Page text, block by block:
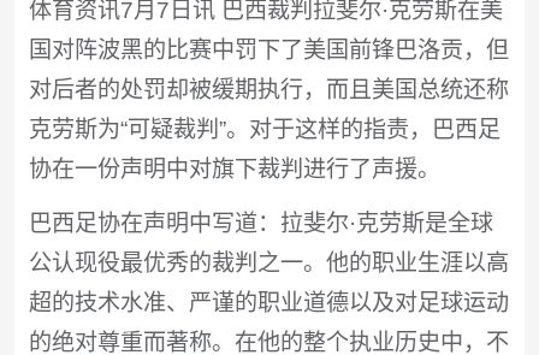
体育资讯7月7日讯 巴西裁判拉斐尔·克劳斯在美
国对阵波黑的比赛中罚下了美国前锋巴洛贡，但
对后者的处罚却被缓期执行，而且美国总统还称
克劳斯为“可疑裁判”。对于这样的指责，巴西足
协在一份声明中对旗下裁判进行了声援。
巴西足协在声明中写道：拉斐尔·克劳斯是全球
公认现役最优秀的裁判之一。他的职业生涯以高
超的技术水准、严谨的职业道德以及对足球运动
的绝对尊重而著称。在他的整个执业历史中，不